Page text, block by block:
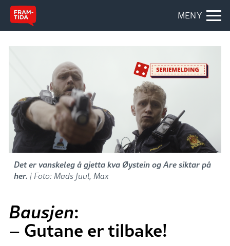
MENY
Det er vanskeleg å gjetta kva Øystein og Are siktar på
her. | Foto: Mads Juul, Max
Bausjen:
– Gutane er tilbake!